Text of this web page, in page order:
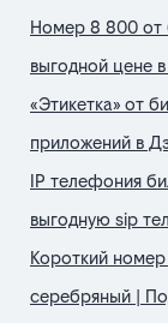
Номер 8 800 от
выгодной цене
«Этикетка» от
приложений в
IP телефония
выгодную sip
Короткий номер
серебряный |